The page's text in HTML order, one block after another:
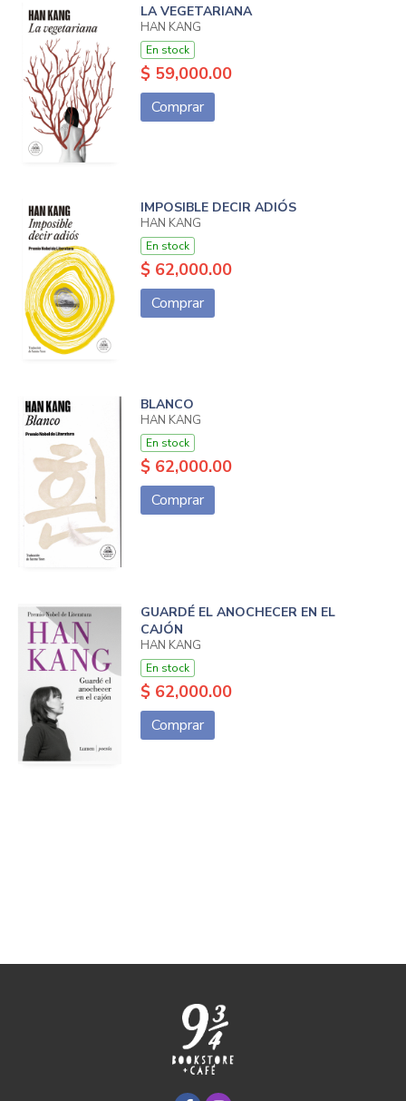
LA VEGETARIANA
HAN KANG
En stock
$ 59,000.00
Comprar
IMPOSIBLE DECIR ADIÓS
HAN KANG
En stock
$ 62,000.00
Comprar
BLANCO
HAN KANG
En stock
$ 62,000.00
Comprar
GUARDÉ EL ANOCHECER EN EL
CAJÓN
HAN KANG
En stock
$ 62,000.00
Comprar